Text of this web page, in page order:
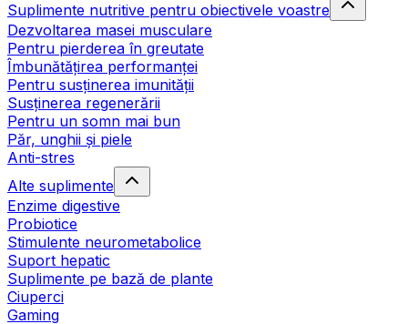
Suplimente nutritive pentru obiectivele voastre
Dezvoltarea masei musculare
Pentru pierderea în greutate
Îmbunătățirea performanței
Pentru susținerea imunității
Susținerea regenerării
Pentru un somn mai bun
Păr, unghii și piele
Anti-stres
Alte suplimente
Enzime digestive
Probiotice
Stimulente neurometabolice
Suport hepatic
Suplimente pe bază de plante
Ciuperci
Gaming